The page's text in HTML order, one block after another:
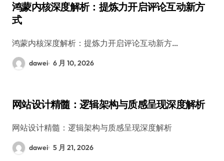
鸿蒙内核深度解析：提炼力开启评论互动新方
式
鸿蒙内核深度解析：提炼力开启评论互动新方…
dawei 6 月 10, 2026
网站设计精髓：逻辑架构与质感呈现深度解析
网站设计精髓：逻辑架构与质感呈现深度解析
dawei 5 月 21, 2026